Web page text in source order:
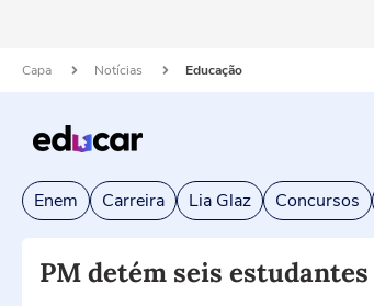
Capa Notícias Educação
Enem Carreira Lia Glaz Concursos
PM detém seis